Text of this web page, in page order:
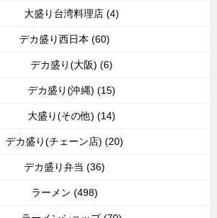
大盛り台湾料理店 (4)
デカ盛り西日本 (60)
デカ盛り(大阪) (6)
デカ盛り(沖縄) (15)
大盛り(その他) (14)
デカ盛り(チェーン店) (20)
デカ盛り弁当 (36)
ラーメン (498)